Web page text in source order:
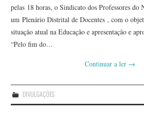
pelas 18 horas, o Sindicato dos Professores do
um Plenário Distrital de Docentes ​, com o
situação atual na Educação e apresentação e
“Pelo fim do…
Continuar a ler →
DIVULGAÇÕES